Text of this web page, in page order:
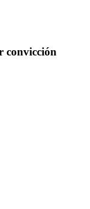
convicción